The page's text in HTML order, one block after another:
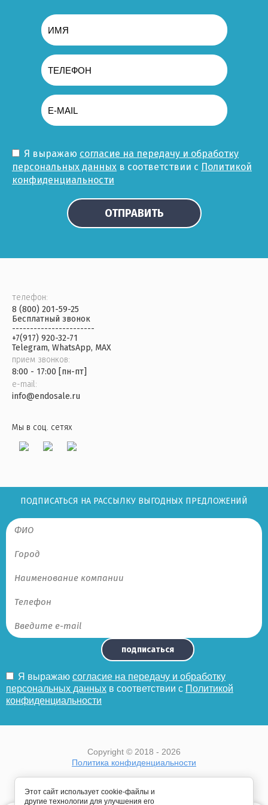
Я выражаю согласие на передачу и обработку
персональных данных в соответствии с Политикой
конфиденциальности
ОТПРАВИТЬ
телефон:
8 (800) 201-59-25
Бесплатный звонок
-----------------------
+7(917) 920-32-71
Telegram, WhatsApp, MAX
прием звонков:
8:00 - 17:00 [пн-пт]
e-mail:
info@endosale.ru
Мы в соц. сетях
ПОДПИСАТЬСЯ НА РАССЫЛКУ ВЫГОДНЫХ ПРЕДЛОЖЕНИЙ
Я выражаю согласие на передачу и обработку
персональных данных в соответствии с Политикой
конфиденциальности
подписаться
Copyright © 2018 - 2026
Политика конфиденциальности
Этот сайт использует cookie-файлы и
другие технологии для улучшения его